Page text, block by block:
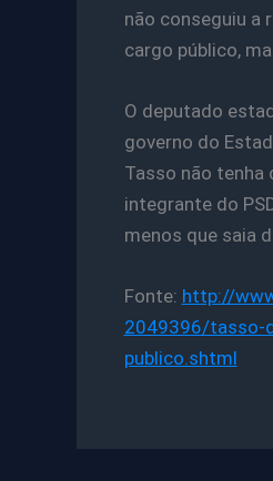
não conseguiu a
cargo público,
O deputado
governo do
Tasso não tenha
integrante do
menos que saia
Fonte: http://
2049396/tasso-
publico.shtml